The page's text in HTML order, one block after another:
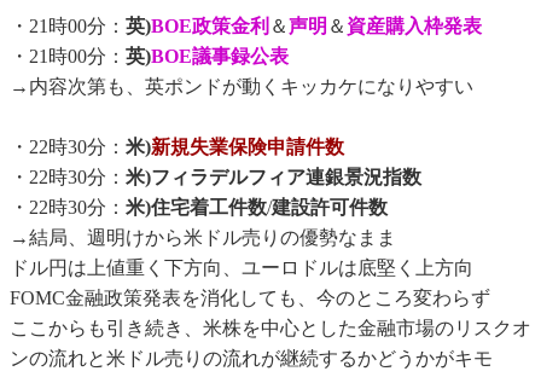
・21時00分： 英)BOE政策金利 ＆声明 ＆ 資産購入枠発表
・21時00分： 英)BOE議事録公表
→内容次第も、英ポンドが動くキッカケになりやすい
・22時30分： 米)新規失業保険申請件数
・22時30分： 米)フィラデルフィア連銀景況指数
・22時30分： 米)住宅着工件数/建設許可件数
→結局、週明けから米ドル売りの優勢なまま
ドル円は上値重く下方向、ユーロドルは底堅く上方向
FOMC金融政策発表を消化しても、今のところ変わらず
ここからも引き続き、米株を中心とした金融市場のリスクオ
ンの流れと米ドル売りの流れが継続するかどうかがキモ